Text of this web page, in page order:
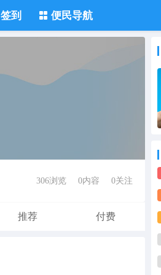
签到 便民导航
306浏览 0内容 0关注
推荐 付费